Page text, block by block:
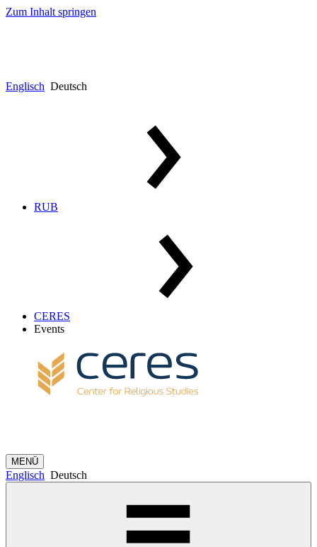
Zum Inhalt springen
Englisch Deutsch
RUB
CERES
Events
MENÜ
Englisch Deutsch